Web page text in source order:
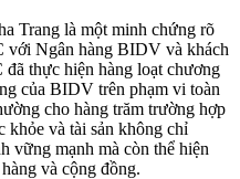
Trang là một minh chứng rõ
với Ngân hàng BIDV và khách
thực hiện hàng loạt chương
của BIDV trên phạm vi toàn
cho hàng trăm trường hợp
khỏe và tài sản không chỉ
vững mạnh mà còn thể hiện
và cộng đồng.